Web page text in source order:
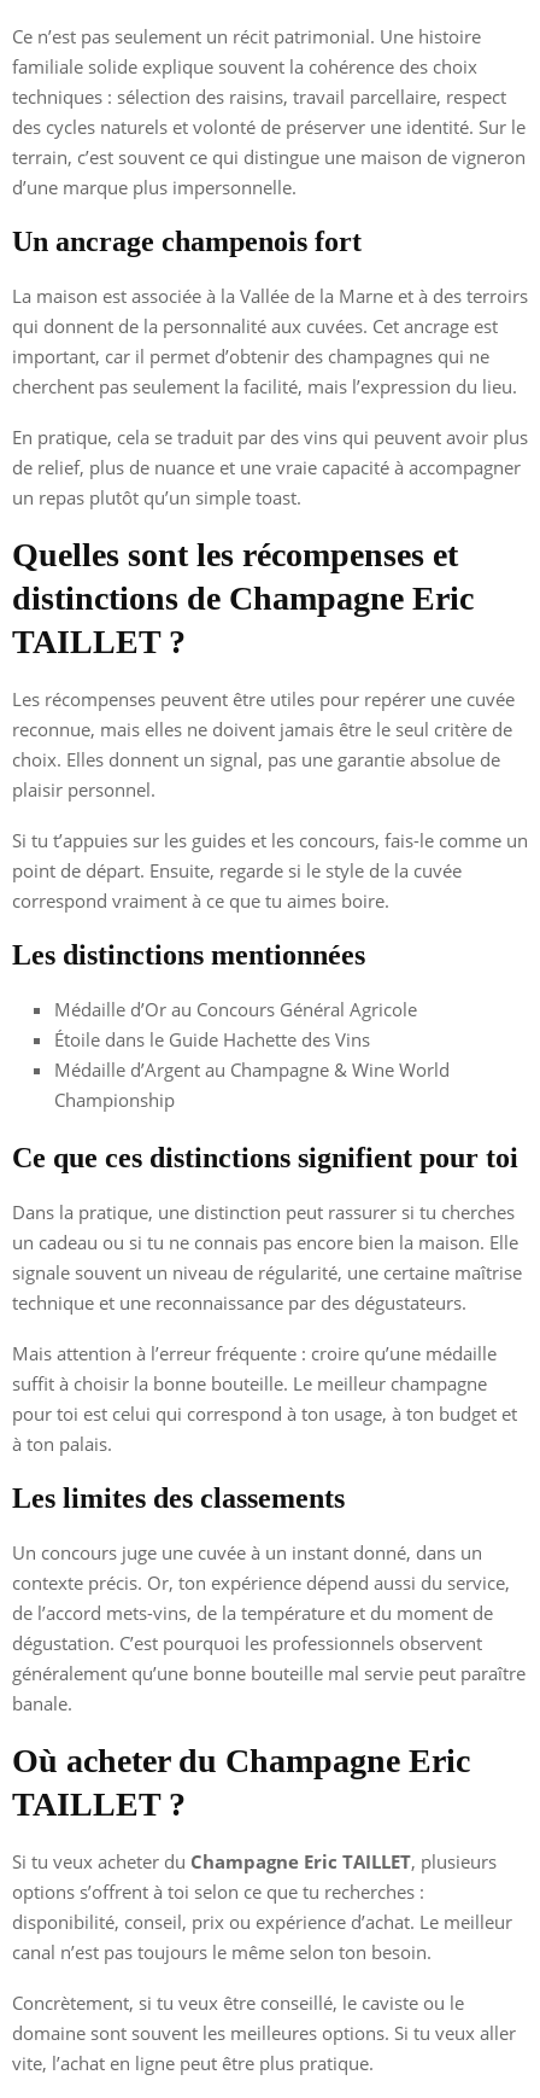
Ce n’est pas seulement un récit patrimonial. Une histoire
familiale solide explique souvent la cohérence des choix
techniques : sélection des raisins, travail parcellaire, respect
des cycles naturels et volonté de préserver une identité. Sur le
terrain, c’est souvent ce qui distingue une maison de vigneron
d’une marque plus impersonnelle.
Un ancrage champenois fort
La maison est associée à la Vallée de la Marne et à des terroirs
qui donnent de la personnalité aux cuvées. Cet ancrage est
important, car il permet d’obtenir des champagnes qui ne
cherchent pas seulement la facilité, mais l’expression du lieu.
En pratique, cela se traduit par des vins qui peuvent avoir plus
de relief, plus de nuance et une vraie capacité à accompagner
un repas plutôt qu’un simple toast.
Quelles sont les récompenses et
distinctions de Champagne Eric
TAILLET ?
Les récompenses peuvent être utiles pour repérer une cuvée
reconnue, mais elles ne doivent jamais être le seul critère de
choix. Elles donnent un signal, pas une garantie absolue de
plaisir personnel.
Si tu t’appuies sur les guides et les concours, fais-le comme un
point de départ. Ensuite, regarde si le style de la cuvée
correspond vraiment à ce que tu aimes boire.
Les distinctions mentionnées
Médaille d’Or au Concours Général Agricole
Étoile dans le Guide Hachette des Vins
Médaille d’Argent au Champagne & Wine World
Championship
Ce que ces distinctions signifient pour toi
Dans la pratique, une distinction peut rassurer si tu cherches
un cadeau ou si tu ne connais pas encore bien la maison. Elle
signale souvent un niveau de régularité, une certaine maîtrise
technique et une reconnaissance par des dégustateurs.
Mais attention à l’erreur fréquente : croire qu’une médaille
suffit à choisir la bonne bouteille. Le meilleur champagne
pour toi est celui qui correspond à ton usage, à ton budget et
à ton palais.
Les limites des classements
Un concours juge une cuvée à un instant donné, dans un
contexte précis. Or, ton expérience dépend aussi du service,
de l’accord mets-vins, de la température et du moment de
dégustation. C’est pourquoi les professionnels observent
généralement qu’une bonne bouteille mal servie peut paraître
banale.
Où acheter du Champagne Eric
TAILLET ?
Si tu veux acheter du Champagne Eric TAILLET, plusieurs
options s’offrent à toi selon ce que tu recherches :
disponibilité, conseil, prix ou expérience d’achat. Le meilleur
canal n’est pas toujours le même selon ton besoin.
Concrètement, si tu veux être conseillé, le caviste ou le
domaine sont souvent les meilleures options. Si tu veux aller
vite, l’achat en ligne peut être plus pratique.